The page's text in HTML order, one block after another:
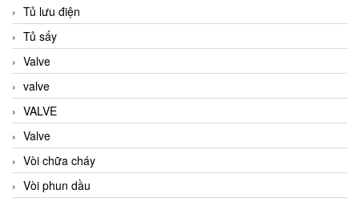
Tủ lưu điện
Tủ sấy
Valve
valve
VALVE
Valve
Vòi chữa cháy
Vòi phun dầu